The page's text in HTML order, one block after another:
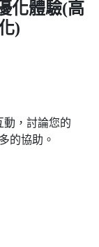
化體驗(高
)
動，討論您的
的協助。